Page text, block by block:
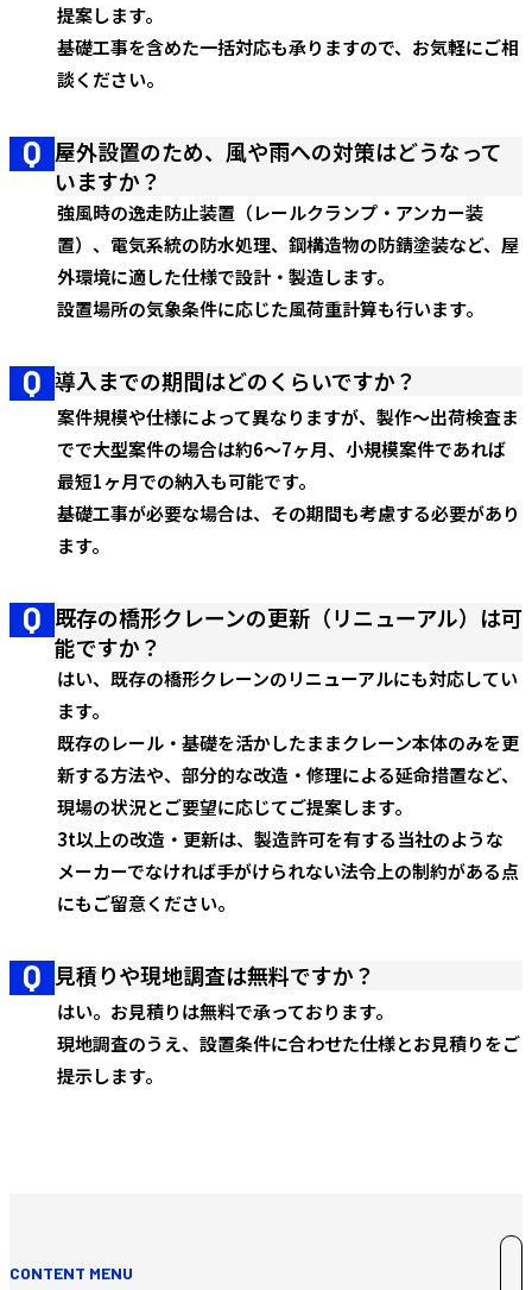
提案します。
基礎工事を含めた一括対応も承りますので、お気軽にご相
談ください。
屋外設置のため、風や雨への対策はどうなって
いますか？
強風時の逸走防止装置（レールクランプ・アンカー装
置）、電気系統の防水処理、鋼構造物の防錆塗装など、屋
外環境に適した仕様で設計・製造します。
設置場所の気象条件に応じた風荷重計算も行います。
導入までの期間はどのくらいですか？
案件規模や仕様によって異なりますが、製作〜出荷検査ま
でで大型案件の場合は約6〜7ヶ月、小規模案件であれば
最短1ヶ月での納入も可能です。
基礎工事が必要な場合は、その期間も考慮する必要があり
ます。
既存の橋形クレーンの更新（リニューアル）は可
能ですか？
はい、既存の橋形クレーンのリニューアルにも対応してい
ます。
既存のレール・基礎を活かしたままクレーン本体のみを更
新する方法や、部分的な改造・修理による延命措置など、
現場の状況とご要望に応じてご提案します。
3t以上の改造・更新は、製造許可を有する当社のような
メーカーでなければ手がけられない法令上の制約がある点
にもご留意ください。
見積りや現地調査は無料ですか？
はい。お見積りは無料で承っております。
現地調査のうえ、設置条件に合わせた仕様とお見積りをご
提示します。
CONTENT MENU